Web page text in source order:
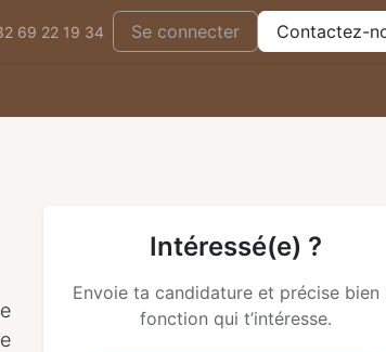
69 22 19 34 Se connecter Contactez-
Intéressé(e) ?
Envoie ta candidature et précise bien
fonction qui t’intéresse.